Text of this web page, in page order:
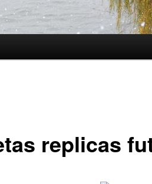
replicas